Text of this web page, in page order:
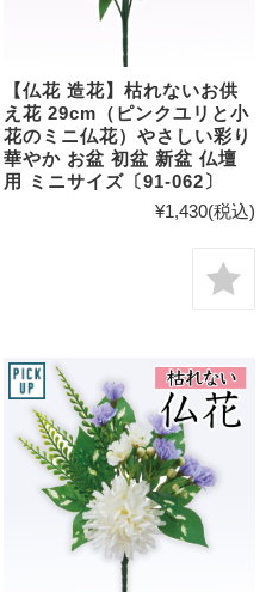
【仏花 造花】枯れないお供
え花 29cm（ピンクユリと小
花のミニ仏花）やさしい彩り
華やか お盆 初盆 新盆 仏壇
用 ミニサイズ〔91-062〕
¥1,430(税込)